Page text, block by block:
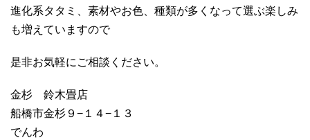
進化系タタミ、素材やお色、種類が多くなって選ぶ楽しみ
も増えていますので
是非お気軽にご相談ください。
金杉 鈴木畳店
船橋市金杉９−１４−１３
でんわ